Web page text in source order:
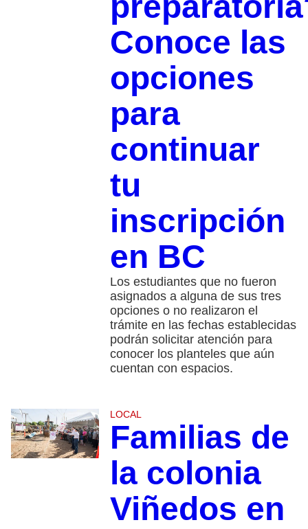
Conoce las
opciones
para
continuar
tu
inscripción
en BC
Los estudiantes que no fueron
asignados a alguna de sus tres
opciones o no realizaron el
trámite en las fechas establecidas
podrán solicitar atención para
conocer los planteles que aún
cuentan con espacios.
LOCAL
Familias de
la colonia
Viñedos en